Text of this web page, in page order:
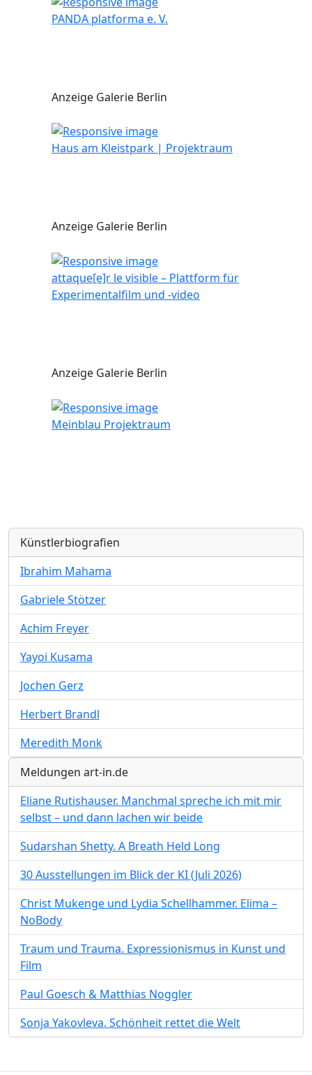
PANDA platforma e. V.
Anzeige Galerie Berlin
Haus am Kleistpark | Projektraum
Anzeige Galerie Berlin
attaque[e]r le visible – Plattform für
Experimentalfilm und -video
Anzeige Galerie Berlin
Meinblau Projektraum
Künstlerbiografien
Ibrahim Mahama
Gabriele Stötzer
Achim Freyer
Yayoi Kusama
Jochen Gerz
Herbert Brandl
Meredith Monk
Meldungen art-in.de
Eliane Rutishauser. Manchmal spreche ich mit mir
selbst – und dann lachen wir beide
Sudarshan Shetty. A Breath Held Long
30 Ausstellungen im Blick der KI (Juli 2026)
Christ Mukenge und Lydia Schellhammer. Elima –
NoBody
Traum und Trauma. Expressionismus in Kunst und
Film
Paul Goesch & Matthias Noggler
Sonja Yakovleva. Schönheit rettet die Welt